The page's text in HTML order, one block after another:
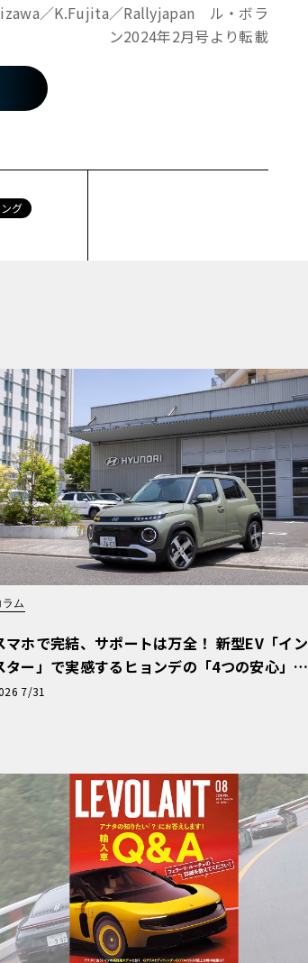
／K.Fujita／Rallyjapan ル・ボラ
ン2024年2月号より転載
グ
ラム
マホで完結、サポートは万全！ 新型EV「イン
ター」で実感するヒョンデの「4つの安心」
第1回・ヒョンデ6つの疑問：Why? Hyunda
7/31